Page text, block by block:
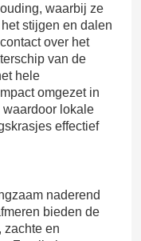
waarbij ze
stijgen en dalen
over het
van de
hele
omgezet in
waardoor lokale
effectief
naderend
bieden de
zachte en